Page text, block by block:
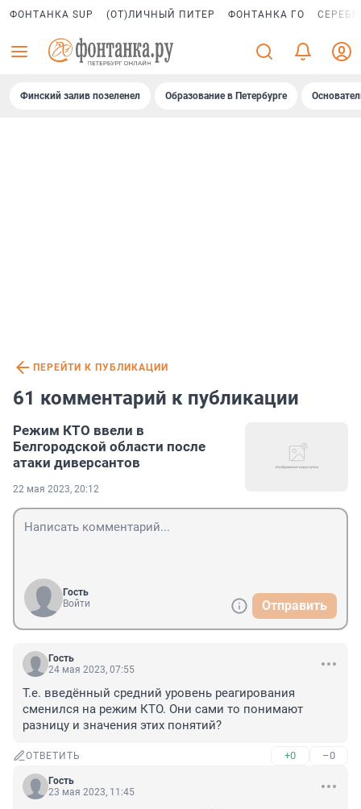
ФОНТАНКА SUP (ОТ)ЛИЧНЫЙ ПИТЕР ФОНТАНКА ГО
Финский залив позеленел Образование в Петербурге
ПЕРЕЙТИ К ПУБЛИКАЦИИ
61 комментарий к публикации
Режим КТО ввели в
Белгородской области после
атаки диверсантов
22 мая 2023, 20:12
Гость
Войти
Отправить
Гость
24 мая 2023, 07:55
Т.е. введённый средний уровень реагирования
сменился на режим КТО. Они сами то понимают
разницу и значения этих понятий?
ОТВЕТИТЬ +0 –0
Гость
23 мая 2023, 11:45